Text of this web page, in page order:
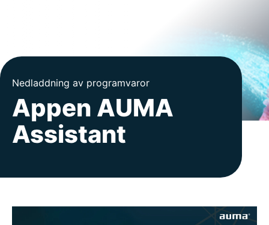
Företag
Kontakt
Nordamerika
Nedladdning av programvaror
Appen AUMA
Assistant